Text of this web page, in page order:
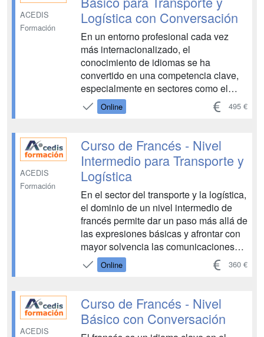
Compréhension Orale...
ACEDIS
Formación
Logística con Conversación
En un entorno profesional cada vez
más internacionalizado, el
conocimiento de idiomas se ha
convertido en una competencia clave,
especialmente en sectores como el
transporte y la logística, donde el
contacto con empresas, proveedores y
habitual. En este contexto, disponer de
nociones básicas de francés facilita la...
Online 495 €
ACEDIS
Formación
Curso de Francés - Nivel
Intermedio para Transporte y
Logística
En el sector del transporte y la logística,
el dominio de un nivel intermedio de
francés permite dar un paso más allá de
las expresiones básicas y afrontar con
mayor solvencia las comunicaciones
profesionales del día a día. La relación
con empresas, operadores y clientela
más necesario desenvolverse con
fluidez, ...
Online 360 €
ACEDIS
Curso de Francés - Nivel
Básico con Conversación